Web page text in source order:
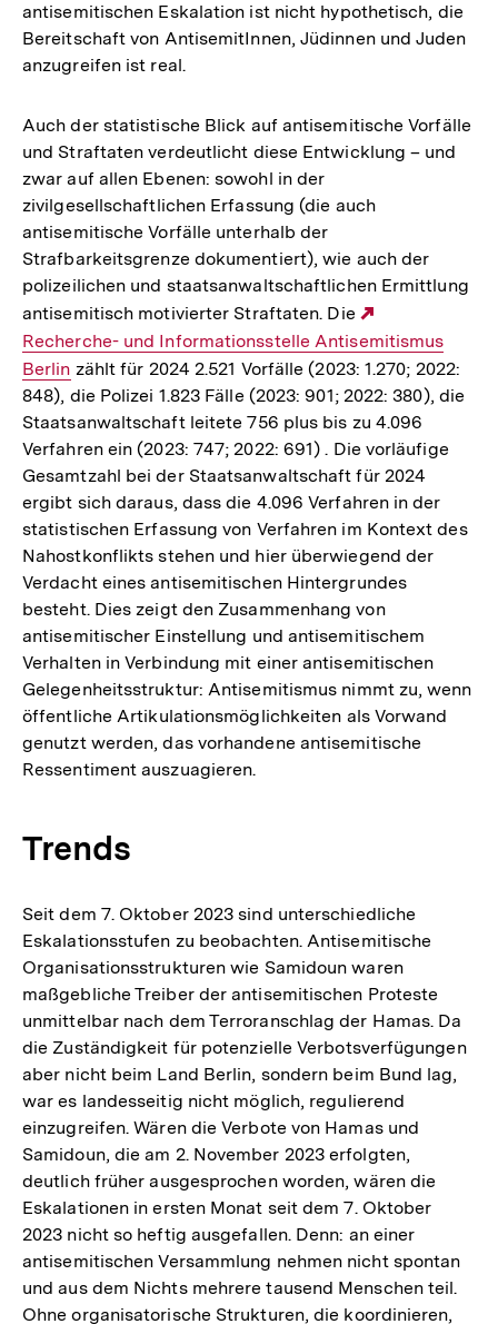
antisemitischen Eskalation ist nicht hypothetisch, die
Bereitschaft von AntisemitInnen, Jüdinnen und Juden
anzugreifen ist real.
Auch der statistische Blick auf antisemitische Vorfälle
und Straftaten verdeutlicht diese Entwicklung – und
zwar auf allen Ebenen: sowohl in der
zivilgesellschaftlichen Erfassung (die auch
antisemitische Vorfälle unterhalb der
Strafbarkeitsgrenze dokumentiert), wie auch der
polizeilichen und staatsanwaltschaftlichen Ermittlung
antisemitisch motivierter Straftaten. Die
Link:
Recherche- und Informationsstelle Antisemitismus
Berlin zählt für 2024 2.521 Vorfälle (2023: 1.270; 2022:
848), die Polizei 1.823 Fälle (2023: 901; 2022: 380), die
Staatsanwaltschaft leitete 756 plus bis zu 4.096
Verfahren ein (2023: 747; 2022: 691) . Die vorläufige
Gesamtzahl bei der Staatsanwaltschaft für 2024
ergibt sich daraus, dass die 4.096 Verfahren in der
statistischen Erfassung von Verfahren im Kontext des
Nahostkonflikts stehen und hier überwiegend der
Verdacht eines antisemitischen Hintergrundes
besteht. Dies zeigt den Zusammenhang von
antisemitischer Einstellung und antisemitischem
Verhalten in Verbindung mit einer antisemitischen
Gelegenheitsstruktur: Antisemitismus nimmt zu, wenn
öffentliche Artikulationsmöglichkeiten als Vorwand
genutzt werden, das vorhandene antisemitische
Ressentiment auszuagieren.
Trends
Seit dem 7. Oktober 2023 sind unterschiedliche
Eskalationsstufen zu beobachten. Antisemitische
Organisationsstrukturen wie Samidoun waren
maßgebliche Treiber der antisemitischen Proteste
unmittelbar nach dem Terroranschlag der Hamas. Da
die Zuständigkeit für potenzielle Verbotsverfügungen
aber nicht beim Land Berlin, sondern beim Bund lag,
war es landesseitig nicht möglich, regulierend
einzugreifen. Wären die Verbote von Hamas und
Samidoun, die am 2. November 2023 erfolgten,
deutlich früher ausgesprochen worden, wären die
Eskalationen in ersten Monat seit dem 7. Oktober
2023 nicht so heftig ausgefallen. Denn: an einer
antisemitischen Versammlung nehmen nicht spontan
und aus dem Nichts mehrere tausend Menschen teil.
Ohne organisatorische Strukturen, die koordinieren,